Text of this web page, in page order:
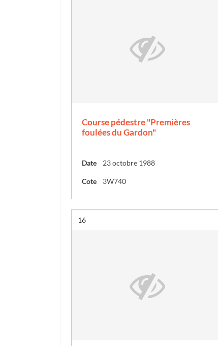
Course pédestre "Premières
foulées du Gardon"
Date 23 octobre 1988
Cote 3W740
Résultat n°
16